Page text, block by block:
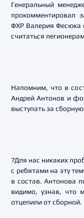
Генеральный
прокомментировал
ФХР Валерия Фесюка
считаться
Напомним, что в
Андрей Антонов и
выступать за
?Для нас никаких
с ребятами на эту
в состав. Антонова
видимо, узнав, что
отцепили от сборной.